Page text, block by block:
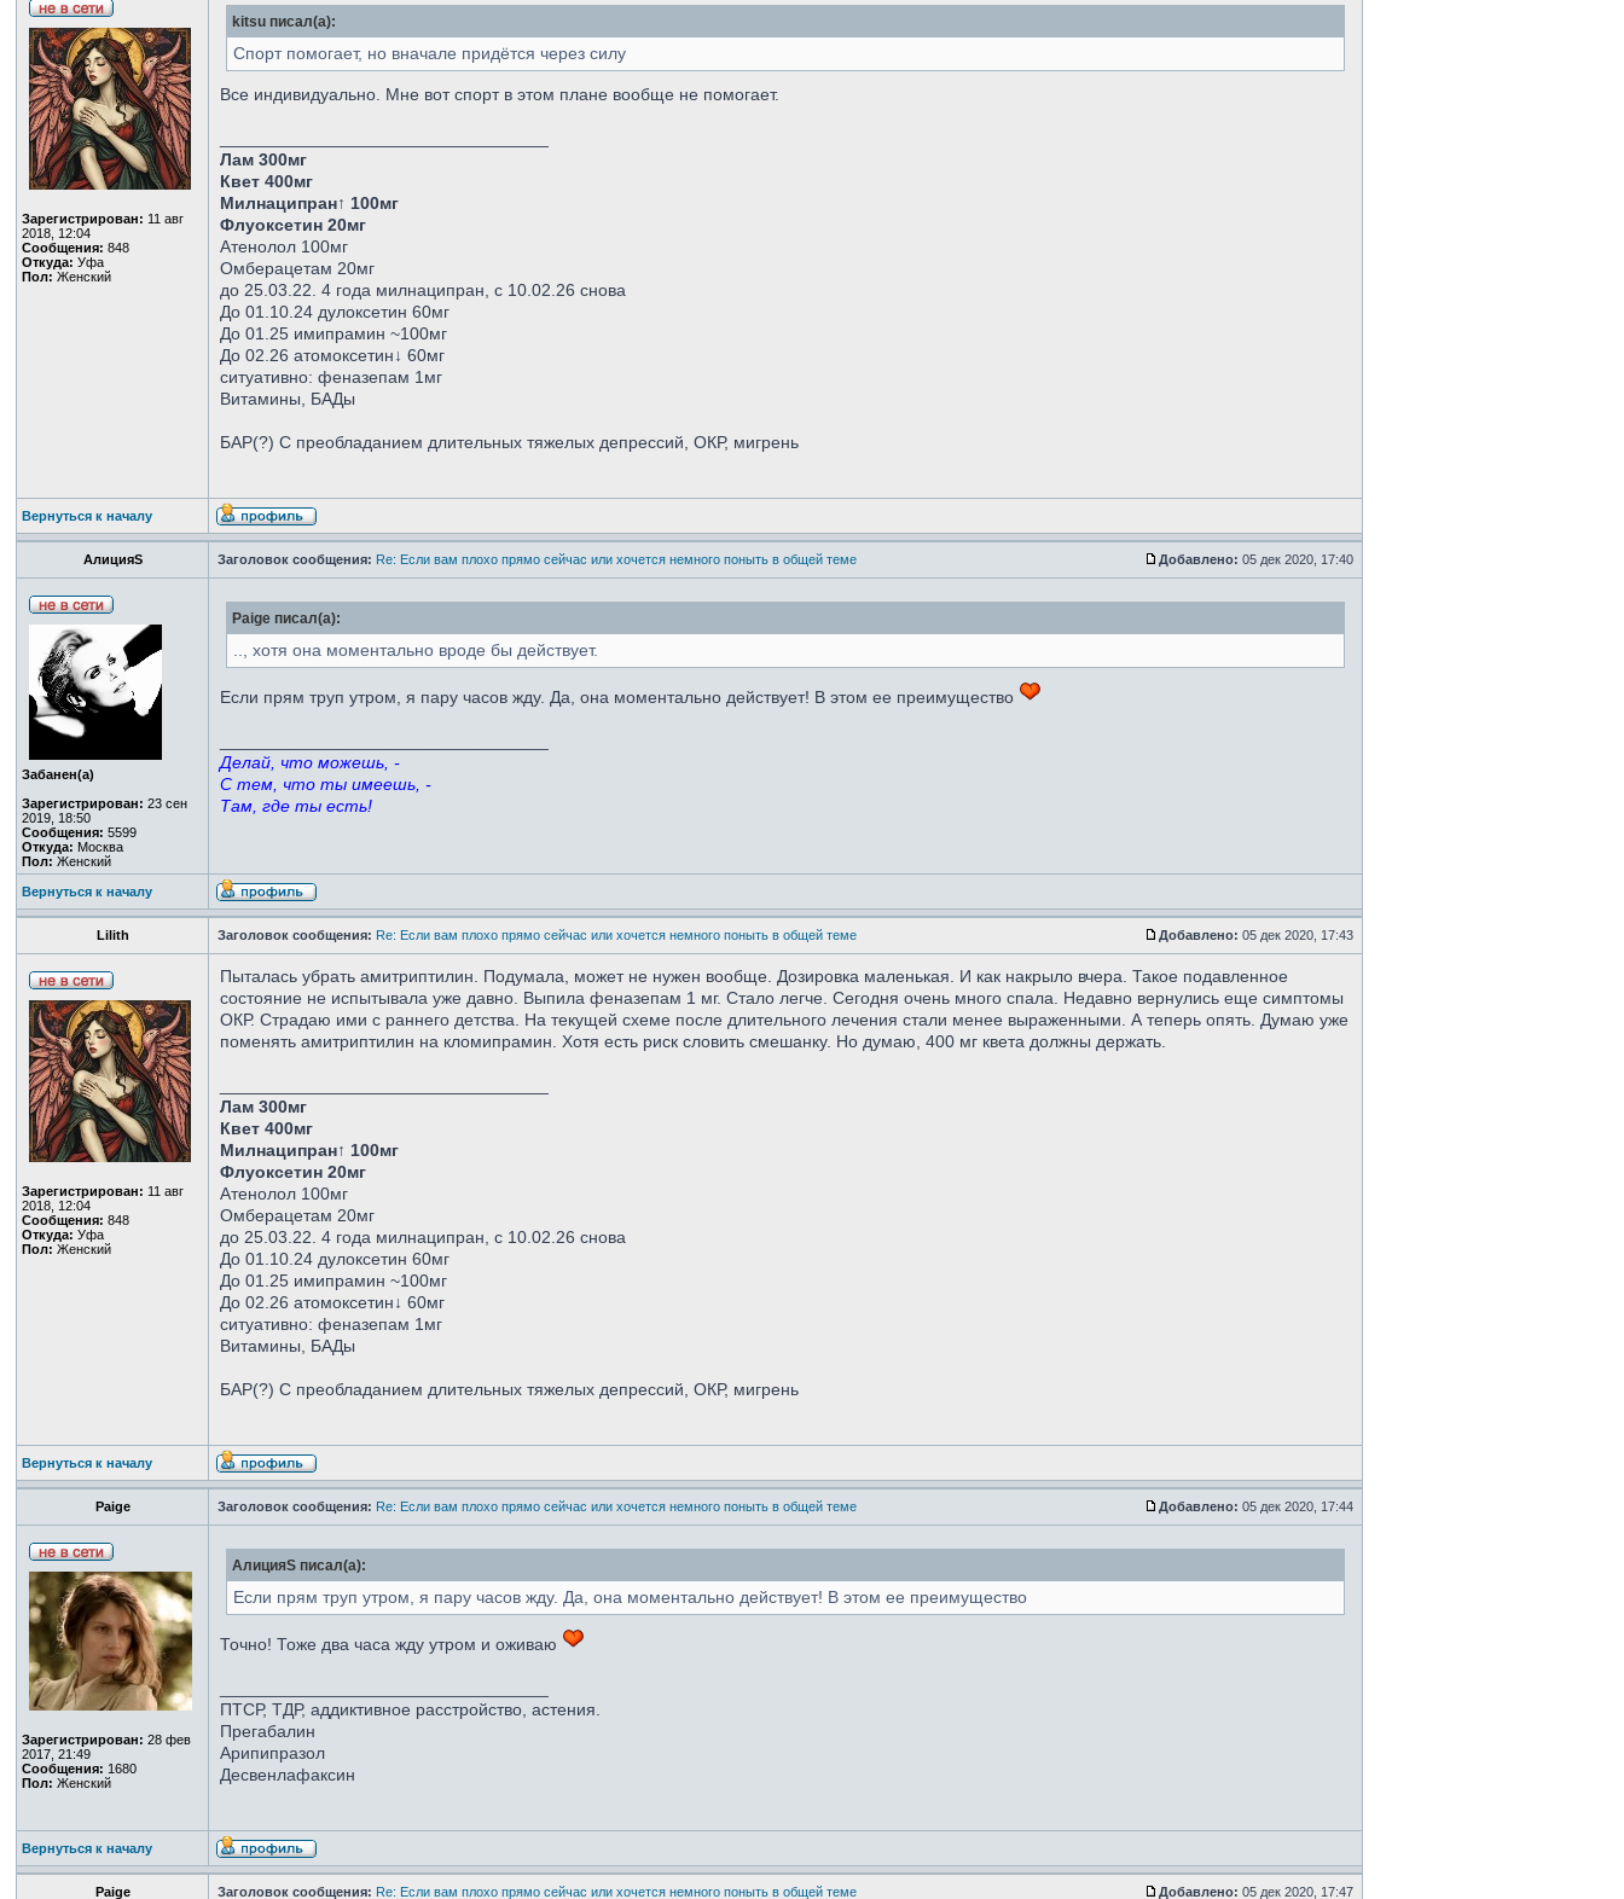
Зарегистрирован: 11 авг
2018, 12:04
Сообщения: 848
Откуда: Уфа
Пол: Женский
kitsu писал(а):
Спорт помогает, но вначале придётся через силу
Все индивидуально. Мне вот спорт в этом плане вообще не помогает.
Лам 300мг
Квет 400мг
Милнаципран↑ 100мг
Флуоксетин 20мг
Атенолол 100мг
Омберацетам 20мг
до 25.03.22. 4 года милнаципран, с 10.02.26 снова
До 01.10.24 дулоксетин 60мг
До 01.25 имипрамин ~100мг
До 02.26 атомоксетин↓ 60мг
ситуативно: феназепам 1мг
Витамины, БАДы
БАР(?) С преобладанием длительных тяжелых депрессий, ОКР, мигрень
Вернуться к началу
АлицияS Заголовок сообщения: Re: Если вам плохо прямо сейчас или хочется немного поныть в общей теме Добавлено: 05 дек 2020, 17:40
Забанен(а)
Зарегистрирован: 23 сен
2019, 18:50
Сообщения: 5599
Откуда: Москва
Пол: Женский
Paige писал(а):
.., хотя она моментально вроде бы действует.
Если прям труп утром, я пару часов жду. Да, она моментально действует! В этом ее преимущество
Делай, что можешь, -
С тем, что ты имеешь, -
Там, где ты есть!
Вернуться к началу
Lilith Заголовок сообщения: Re: Если вам плохо прямо сейчас или хочется немного поныть в общей теме Добавлено: 05 дек 2020, 17:43
Зарегистрирован: 11 авг
2018, 12:04
Сообщения: 848
Откуда: Уфа
Пол: Женский
Пыталась убрать амитриптилин. Подумала, может не нужен вообще. Дозировка маленькая. И как накрыло вчера. Такое подавленное
состояние не испытывала уже давно. Выпила феназепам 1 мг. Стало легче. Сегодня очень много спала. Недавно вернулись еще симптомы
ОКР. Страдаю ими с раннего детства. На текущей схеме после длительного лечения стали менее выраженными. А теперь опять. Думаю уже
поменять амитриптилин на кломипрамин. Хотя есть риск словить смешанку. Но думаю, 400 мг квета должны держать.
Лам 300мг
Квет 400мг
Милнаципран↑ 100мг
Флуоксетин 20мг
Атенолол 100мг
Омберацетам 20мг
до 25.03.22. 4 года милнаципран, с 10.02.26 снова
До 01.10.24 дулоксетин 60мг
До 01.25 имипрамин ~100мг
До 02.26 атомоксетин↓ 60мг
ситуативно: феназепам 1мг
Витамины, БАДы
БАР(?) С преобладанием длительных тяжелых депрессий, ОКР, мигрень
Вернуться к началу
Paige Заголовок сообщения: Re: Если вам плохо прямо сейчас или хочется немного поныть в общей теме Добавлено: 05 дек 2020, 17:44
Зарегистрирован: 28 фев
2017, 21:49
Сообщения: 1680
Пол: Женский
АлицияS писал(а):
Если прям труп утром, я пару часов жду. Да, она моментально действует! В этом ее преимущество
Точно! Тоже два часа жду утром и оживаю
ПТСР, ТДР, аддиктивное расстройство, астения.
Прегабалин
Арипипразол
Десвенлафаксин
Вернуться к началу
Paige Заголовок сообщения: Re: Если вам плохо прямо сейчас или хочется немного поныть в общей теме Добавлено: 05 дек 2020, 17:47